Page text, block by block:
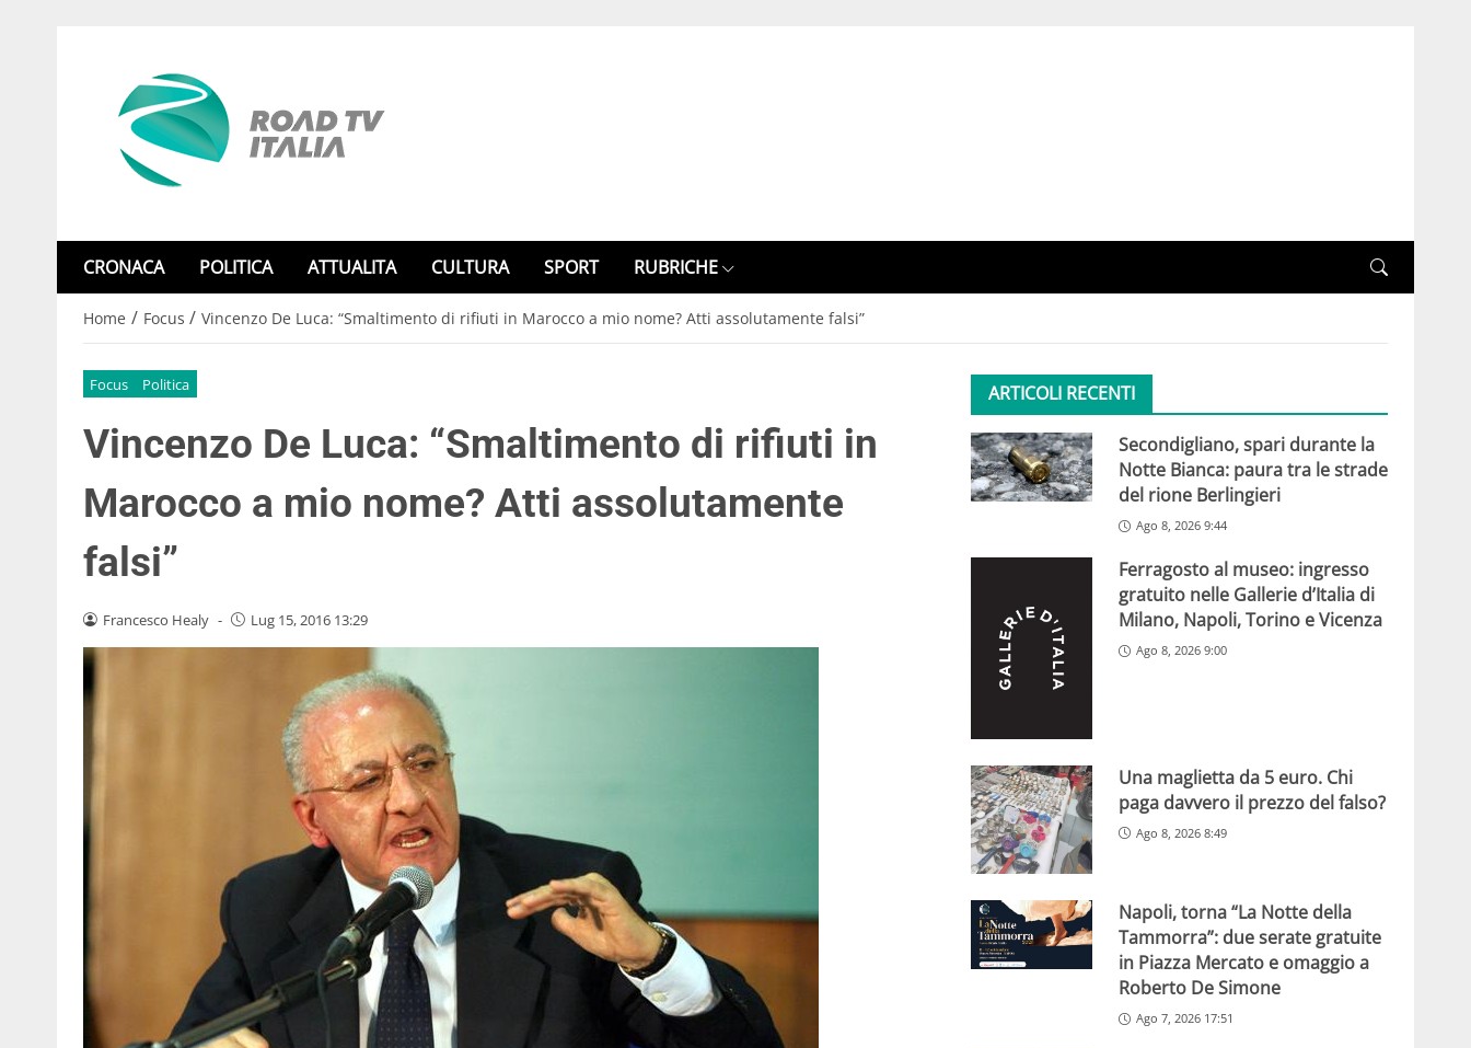
CRONACA POLITICA ATTUALITA CULTURA SPORT RUBRICHE
Home / Focus / Vincenzo De Luca: “Smaltimento di rifiuti in Marocco a mio nome? Atti assolutamente falsi”
Focus Politica
Vincenzo De Luca: “Smaltimento di rifiuti in
Marocco a mio nome? Atti assolutamente
falsi”
Francesco Healy - Lug 15, 2016 13:29
ARTICOLI RECENTI
Secondigliano, spari durante la
Notte Bianca: paura tra le strade
del rione Berlingieri
Ago 8, 2026 9:44
Ferragosto al museo: ingresso
gratuito nelle Gallerie d’Italia di
Milano, Napoli, Torino e Vicenza
Ago 8, 2026 9:00
Una maglietta da 5 euro. Chi
paga davvero il prezzo del falso?
Ago 8, 2026 8:49
Napoli, torna “La Notte della
Tammorra”: due serate gratuite
in Piazza Mercato e omaggio a
Roberto De Simone
Ago 7, 2026 17:51